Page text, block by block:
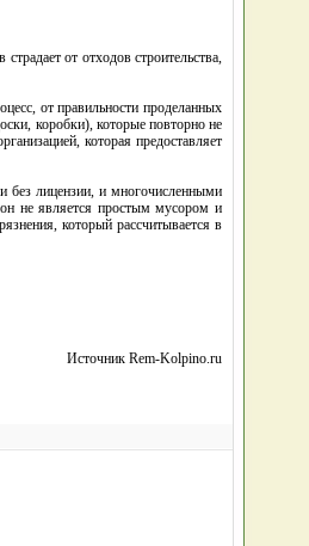
от отходов строительства,
от правильности проделанных
коробки), которые повторно не
которая предоставляет
без лицензии, и многочисленными
он не является простым мусором и
который рассчитывается в
Источник Rem-Kolpino.ru